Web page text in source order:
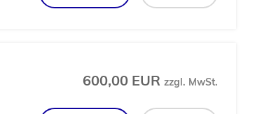
600,00 EUR zzgl. MwSt.